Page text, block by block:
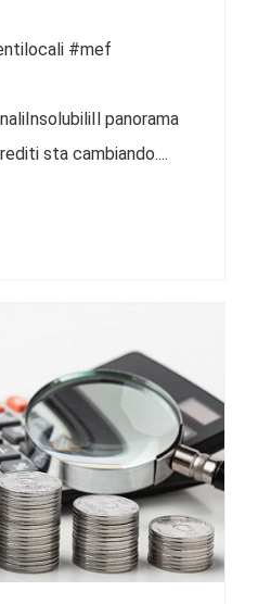
#mef
panorama
sta cambiando....